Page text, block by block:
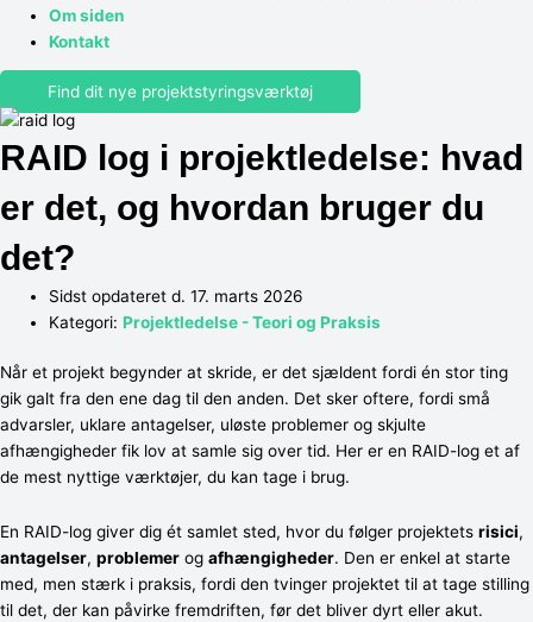
Om siden
Kontakt
Find dit nye projektstyringsværktøj
RAID log i projektledelse: hvad
er det, og hvordan bruger du
det?
Sidst opdateret d. 17. marts 2026
Kategori: Projektledelse - Teori og Praksis
Når et projekt begynder at skride, er det sjældent fordi én stor ting
gik galt fra den ene dag til den anden. Det sker oftere, fordi små
advarsler, uklare antagelser, uløste problemer og skjulte
afhængigheder fik lov at samle sig over tid. Her er en RAID-log et af
de mest nyttige værktøjer, du kan tage i brug.
En RAID-log giver dig ét samlet sted, hvor du følger projektets risici,
antagelser, problemer og afhængigheder. Den er enkel at starte
med, men stærk i praksis, fordi den tvinger projektet til at tage stilling
til det, der kan påvirke fremdriften, før det bliver dyrt eller akut.